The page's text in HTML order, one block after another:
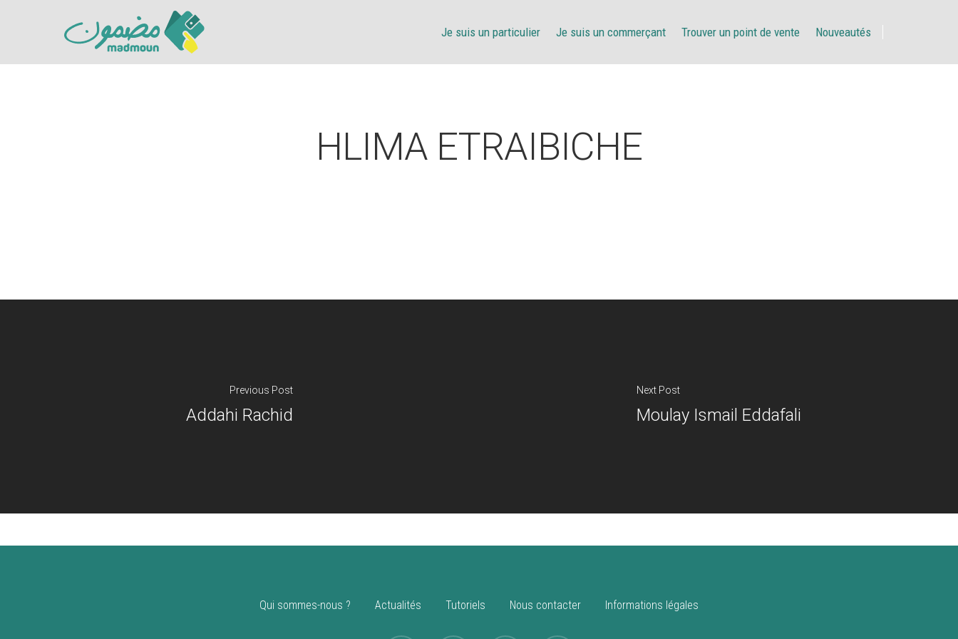
Je suis un particulier Je suis un commerçant Trouver un point de vente Nouveautés
HLIMA ETRAIBICHE
Previous Post
Addahi Rachid
Next Post
Moulay Ismail Eddafali
Qui sommes-nous ? Actualités Tutoriels Nous contacter Informations légales